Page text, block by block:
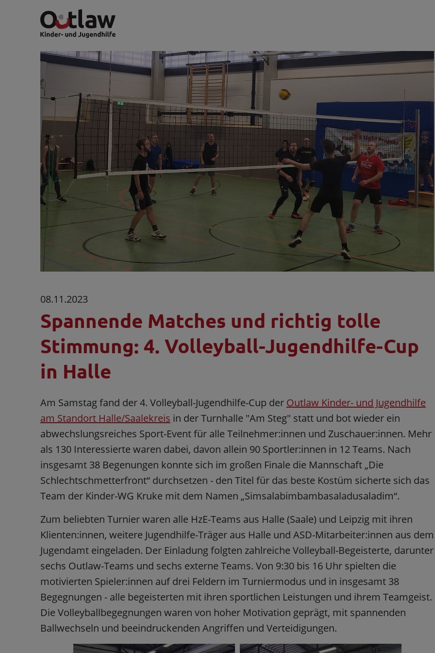
08.11.2023
Spannende Matches und richtig tolle
Stimmung: 4. Volleyball-Jugendhilfe-Cup
in Halle
Am Samstag fand der 4. Volleyball-Jugendhilfe-Cup der Outlaw Kinder- und Jugendhilfe
am Standort Halle/Saalekreis in der Turnhalle "Am Steg" statt und bot wieder ein
abwechslungsreiches Sport-Event für alle Teilnehmer:innen und Zuschauer:innen. Mehr
als 130 Interessierte waren dabei, davon allein 90 Sportler:innen in 12 Teams. Nach
insgesamt 38 Begenungen konnte sich im großen Finale die Mannschaft „Die
Schlechtschmetterfront“ durchsetzen - den Titel für das beste Kostüm sicherte sich das
Team der Kinder-WG Kruke mit dem Namen „Simsalabimbambasaladusaladim“.
Zum beliebten Turnier waren alle HzE-Teams aus Halle (Saale) und Leipzig mit ihren
Klienten:innen, weitere Jugendhilfe-Träger aus Halle und ASD-Mitarbeiter:innen aus dem
Jugendamt eingeladen. Der Einladung folgten zahlreiche Volleyball-Begeisterte, darunter
sechs Outlaw-Teams und sechs externe Teams. Von 9:30 bis 16 Uhr spielten die
motivierten Spieler:innen auf drei Feldern im Turniermodus und in insgesamt 38
Begegnungen - alle begeisterten mit ihren sportlichen Leistungen und ihrem Teamgeist.
Die Volleyballbegegnungen waren von hoher Motivation geprägt, mit spannenden
Ballwechseln und beeindruckenden Angriffen und Verteidigungen.